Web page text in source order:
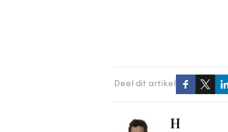
Deel dit artikel
H